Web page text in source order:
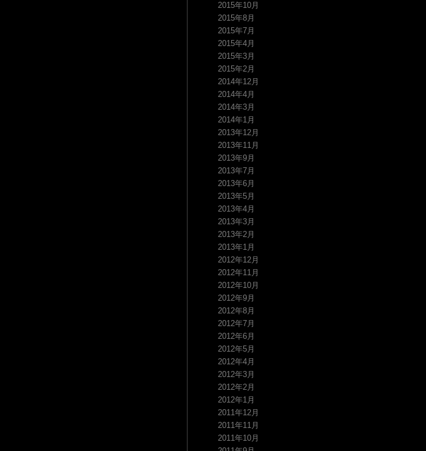
2015年10月
2015年8月
2015年7月
2015年4月
2015年3月
2015年2月
2014年12月
2014年4月
2014年3月
2014年1月
2013年12月
2013年11月
2013年9月
2013年7月
2013年6月
2013年5月
2013年4月
2013年3月
2013年2月
2013年1月
2012年12月
2012年11月
2012年10月
2012年9月
2012年8月
2012年7月
2012年6月
2012年5月
2012年4月
2012年3月
2012年2月
2012年1月
2011年12月
2011年11月
2011年10月